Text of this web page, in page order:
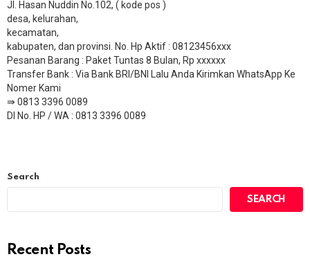
Jl. Hasan Nuddin No.102, ( kode pos )
desa, kelurahan,
kecamatan,
kabupaten, dan provinsi. No. Hp Aktif : 08123456xxx
Pesanan Barang : Paket Tuntas 8 Bulan, Rp xxxxxx
​Transfer Bank : Via Bank BRI/BNI Lalu Anda Kirimkan WhatsApp Ke
Nomer Kami
⇛ 0813 3396 0089
DI No. HP / WA : 0813 3396 0089
Search
SEARCH
Recent Posts